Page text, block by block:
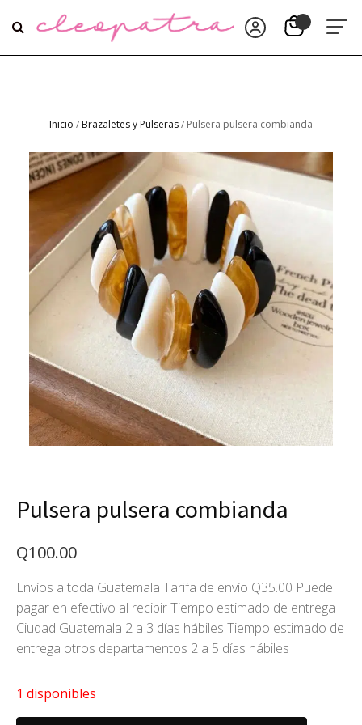
Inicio / Brazaletes y Pulseras/ Pulsera pulsera combianda
Pulsera pulsera combianda
Q100.00
Envíos a toda Guatemala Tarifa de envío Q35.00 Puede
pagar en efectivo al recibir Tiempo estimado de entrega
Ciudad Guatemala 2 a 3 días hábiles Tiempo estimado de
entrega otros departamentos 2 a 5 días hábiles
1 disponibles